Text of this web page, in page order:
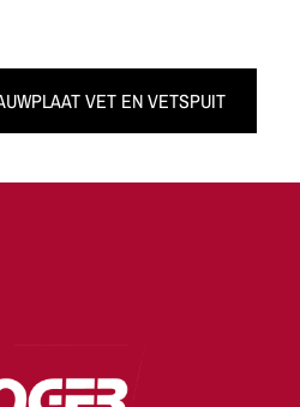
VET EN VETSPUIT